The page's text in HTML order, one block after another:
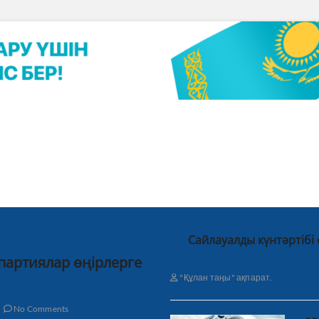
өңірлерге
No Comments
Сайлауалды
"Құлан таңы" ақпарат.